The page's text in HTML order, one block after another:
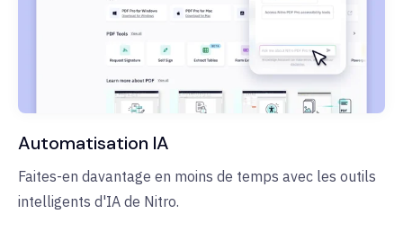
Automatisation IA
Faites-en davantage en moins de temps avec les outils
intelligents d'IA de Nitro.